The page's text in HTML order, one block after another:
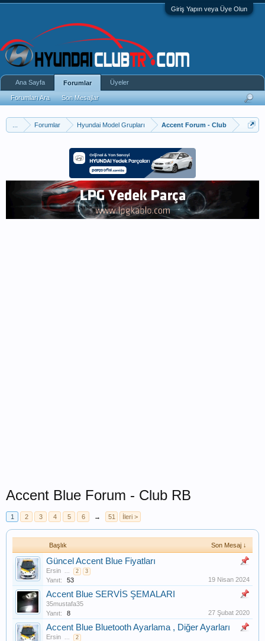
Giriş Yapın veya Üye Olun
Forumlar Hyundai Model Grupları Accent Forum - Club
Accent Blue Forum - Club RB
1 2 3 4 5 6 → 51 İleri >
Başlık Son Mesaj ↓
Güncel Accent Blue Fiyatları
Ersin ... 2 3
Yanıt: 53 19 Nisan 2024
Accent Blue SERVİS ŞEMALARI
35mustafa35
Yanıt:
8 27 Şubat 2020
Accent Blue Bluetooth Ayarlama , Diğer Ayarları
Ersin ... 2
Ana Sayfa Forumlar
Forumları Ara Son Mesajlar
Üyeler